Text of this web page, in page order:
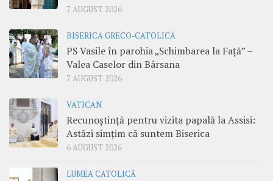
7 AUGUST 2026
BISERICA GRECO-CATOLICĂ
PS Vasile în parohia „Schimbarea la Față” –
Valea Caselor din Bârsana
7 AUGUST 2026
VATICAN
Recunoștință pentru vizita papală la Assisi:
Astăzi simțim că suntem Biserica
6 AUGUST 2026
LUMEA CATOLICĂ